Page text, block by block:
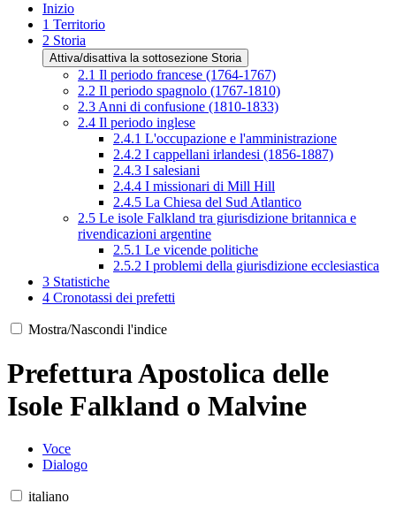
Inizio
1 Territorio
2 Storia
Attiva/disattiva la sottosezione Storia
2.1 Il periodo francese (1764-1767)
2.2 Il periodo spagnolo (1767-1810)
2.3Anni di confusione (1810-1833)
2.4 Il periodo inglese
2.4.1 L'occupazione e l'amministrazione
2.4.2 I cappellani irlandesi (1856-1887)
2.4.3 I salesiani
2.4.4 I missionari di Mill Hill
2.4.5 La Chiesa del Sud Atlantico
2.5 Le isole Falkland tra giurisdizione britannica e
rivendicazioni argentine
2.5.1 Le vicende politiche
2.5.2 I problemi della giurisdizione ecclesiastica
3 Statistiche
4 Cronotassi dei prefetti
Mostra/Nascondi l'indice
Prefettura Apostolica delle
Isole Falkland o Malvine
Voce
Dialogo
italiano